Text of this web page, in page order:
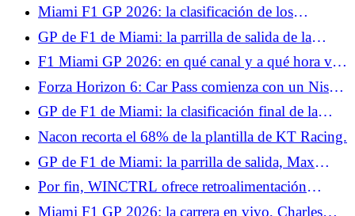
F1, reglas, nuevos pilotos y circuitos.
Miami F1 GP 2026: la clasificación de los
entrenamientos libres 1, Charles Leclerc anuncia el
color, Pierre Gasly ya en juego
GP de F1 de Miami: la parrilla de salida de la
carrera al sprint, Lando Norris abofetea a la
competencia, Esteban Ocon fracasa
F1 Miami GP 2026: en qué canal y a qué hora ver
la carrera sprint
Forza Horizon 6: Car Pass comienza con un Nissan
Skyline GT-R.
GP de F1 de Miami: la clasificación final de la
carrera al sprint, Kimi Antonelli penalizado, Pierre
Gasly en los puntos
Nacon recorta el 68% de la plantilla de KT Racing.
GP de F1 de Miami: la parrilla de salida, Max
Verstappen crea una sorpresa, Isack Hadjar en
apuros
Por fin, WINCTRL ofrece retroalimentación
háptica.
Miami F1 GP 2026: la carrera en vivo, Charles